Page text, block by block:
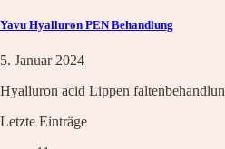
Service
Nägel
Yavu Hyalluron PEN Behandlung
5. Januar 2024
Hyalluron acid Lippen
Letzte Einträge